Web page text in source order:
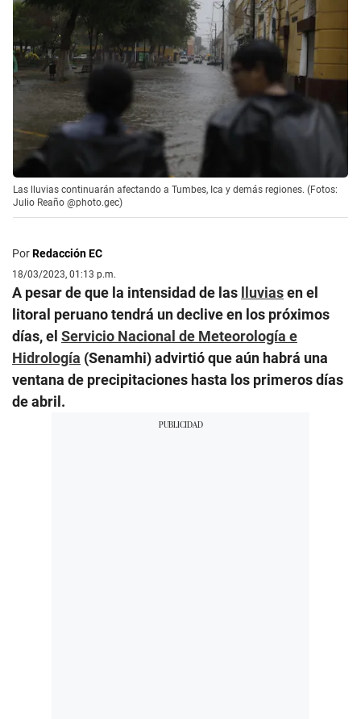
Las lluvias continuarán afectando a Tumbes, Ica y demás regiones. (Fotos:
Julio Reaño @photo.gec)
PorRedacción EC
18/03/2023, 01:13 p.m.
A pesar de que la intensidad de las lluviasen el
litoral peruano tendrá un declive en los próximos
días, el Servicio Nacional de Meteorología e
Hidrología (Senamhi) advirtió que aún habrá una
ventana de precipitaciones hasta los primeros días
de abril.